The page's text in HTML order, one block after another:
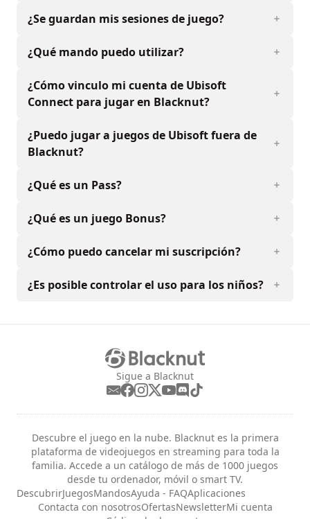
¿Se guardan mis sesiones de juego?
¿Qué mando puedo utilizar?
¿Cómo vinculo mi cuenta de Ubisoft
Connect para jugar en Blacknut?
¿Puedo jugar a juegos de Ubisoft fuera de
Blacknut?
¿Qué es un Pass?
¿Qué es un juego Bonus?
¿Cómo puedo cancelar mi suscripción?
¿Es posible controlar el uso para los niños?
Sigue a Blacknut
Descubre el juego en la nube. Blacknut es la primera
plataforma de videojuegos en streaming para toda la
familia. Accede a un catálogo de más de 1000 juegos
desde tu ordenador, móvil o smart TV.
DescubrirJuegosMandosAyuda - FAQAplicaciones
Contacta con nosotrosOfertasNewsletterMi cuenta